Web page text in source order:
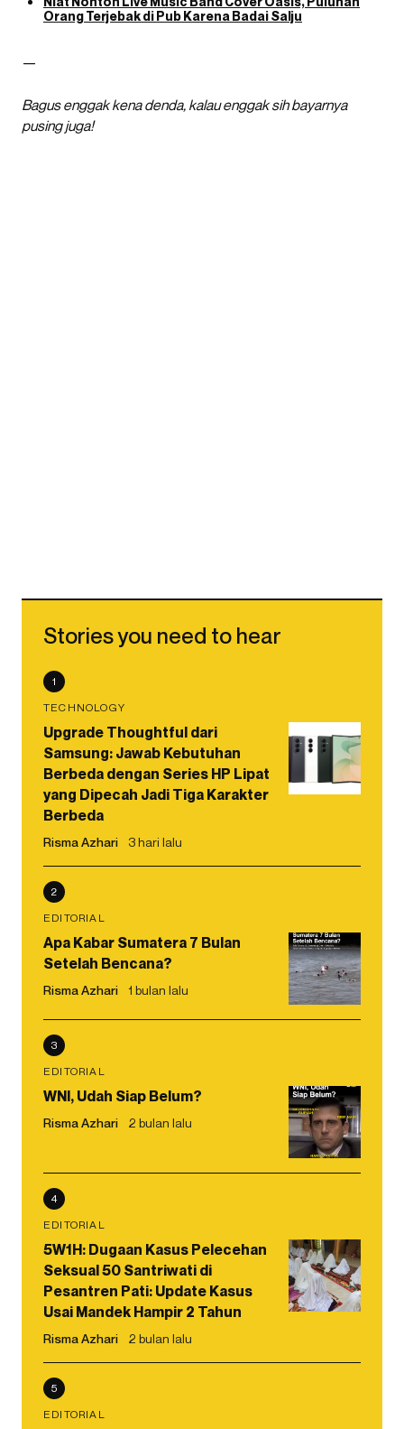
Orang Terjebak di Pub Karena Badai Salju
—
Bagus enggak kena denda, kalau enggak sih bayarnya
pusing juga!
Stories you need to hear
1
TECHNOLOGY
Upgrade Thoughtful dari
Samsung: Jawab Kebutuhan
Berbeda dengan Series HP Lipat
yang Dipecah Jadi Tiga Karakter
Berbeda
Risma Azhari 3 hari lalu
2
EDITORIAL
Apa Kabar Sumatera 7 Bulan
Setelah Bencana?
Risma Azhari 1 bulan lalu
3
EDITORIAL
WNI, Udah Siap Belum?
Risma Azhari 2 bulan lalu
4
EDITORIAL
5W1H: Dugaan Kasus Pelecehan
Seksual 50 Santriwati di
Pesantren Pati: Update Kasus
Usai Mandek Hampir 2 Tahun
Risma Azhari 2 bulan lalu
5
EDITORIAL